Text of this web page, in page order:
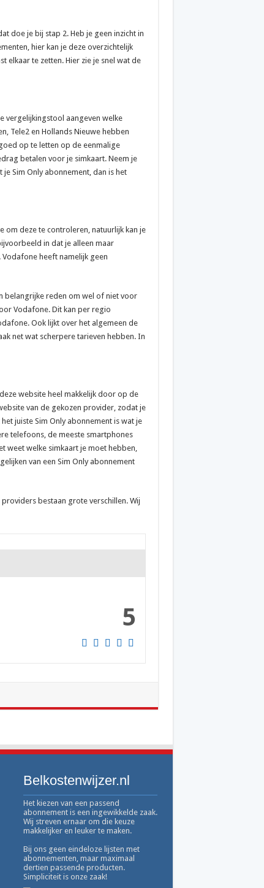
doe je bij stap 2. Heb je geen inzicht in
hier kan je deze overzichtelijk
elkaar te zetten. Hier zie je snel wat de
vergelijkingstool aangeven welke
Tele2 en Hollands Nieuwe hebben
op te letten op de eenmalige
betalen voor je simkaart. Neem je
Sim Only abonnement, dan is het
om deze te controleren, natuurlijk kan je
in dat je alleen maar
heeft namelijk geen
belangrijke reden om wel of niet voor
Vodafone. Dit kan per regio
Ook lijkt over het algemeen de
net wat scherpere tarieven hebben. In
website heel makkelijk door op de
van de gekozen provider, zodat je
juiste Sim Only abonnement is wat je
telefoons, de meeste smartphones
weet welke simkaart je moet hebben,
van een Sim Only abonnement
bestaan grote verschillen. Wij
5
Belkostenwijzer.nl
Het kiezen van een passend
abonnement is een ingewikkelde zaak.
Wij streven ernaar om die keuze
makkelijker en leuker te maken.
Bij ons geen eindeloze lijsten met
abonnementen, maar maximaal
dertien passende producten.
Simpliciteit is onze zaak!